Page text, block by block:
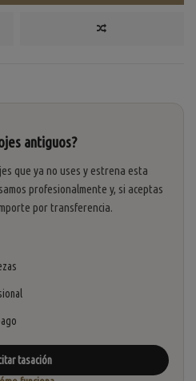
antiguos?
que ya no uses y estrena esta
profesionalmente y, si aceptas
por transferencia.
tasación